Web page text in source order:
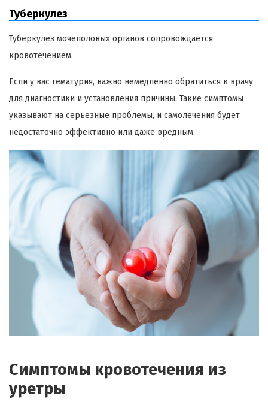
Туберкулез
Туберкулез мочеполовых органов сопровождается
кровотечением.
Если у вас гематурия, важно немедленно обратиться к врачу
для диагностики и установления причины. Такие симптомы
указывают на серьезные проблемы, и самолечения будет
недостаточно эффективно или даже вредным.
Симптомы кровотечения из
уретры